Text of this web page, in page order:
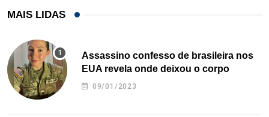
MAIS LIDAS
Assassino confesso de brasileira nos
EUA revela onde deixou o corpo
09/01/2023